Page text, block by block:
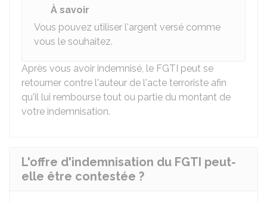
À savoir
Vous pouvez utiliser l'argent versé comme
vous le souhaitez.
Après vous avoir indemnisé, le FGTI peut se
retourner contre l'auteur de l'acte terroriste afin
qu'il lui rembourse tout ou partie du montant de
votre indemnisation.
L'offre d'indemnisation du FGTI peut-
elle être contestée ?